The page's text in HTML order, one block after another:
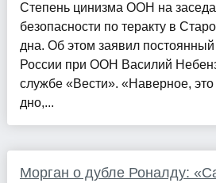
Степень цинизма ООН на
безопасности по теракту в
дна. Об этом заявил постоянный
России при ООН Василий
службе «Вести». «Наверное, это
дно,...
Морган о дубле Роналду: